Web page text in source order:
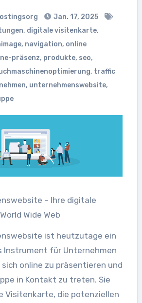
Jan. 17, 2025
, digitale visitenkarte,
, navigation, online
präsenz, produkte, seo,
, traffic
, unternehmenswebsite,
– Ihre digitale
Wide Web
ist heutzutage ein
Instrument für Unternehmen
sich online zu präsentieren und
in Kontakt zu treten. Sie
Visitenkarte, die potenziellen